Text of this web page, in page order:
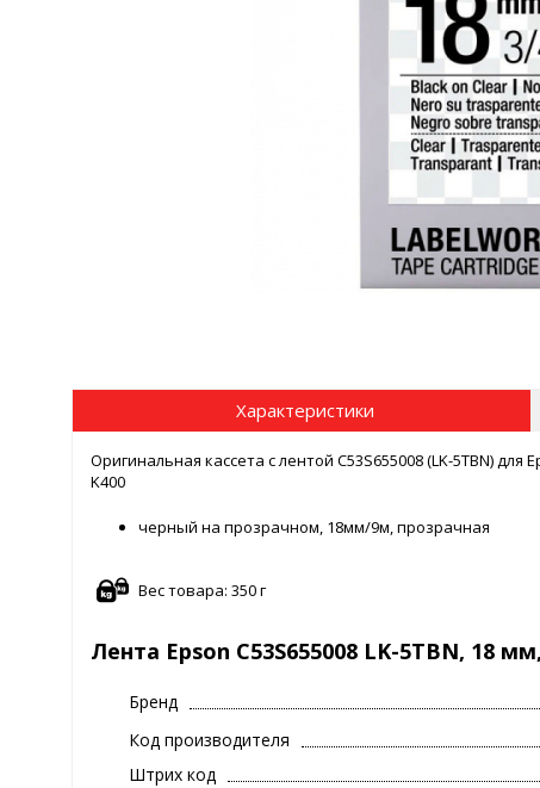
Характеристики
Оригинальная кассета с лентой C53S655008 (LK-5TBN) для
K400
черный на прозрачном, 18мм/9м, прозрачная
Вес товара: 350 г
Лента Epson C53S655008 LK-5TBN, 18
Бренд
Код производителя
Штрих код